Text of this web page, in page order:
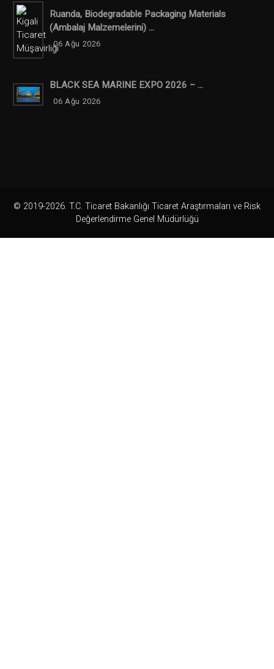
Ruanda, Biodegradable Packaging Materials
(ambalaj Malzemelerini) ...
06 Ağu 2026
BLACK SEA MARINE EXPO 2026 – ...
06 Ağu 2026
© 2019-2026. T.C. Ticaret Bakanlığı Ticaret Araştırmaları ve Risk
Değerlendirme Genel Müdürlüğü